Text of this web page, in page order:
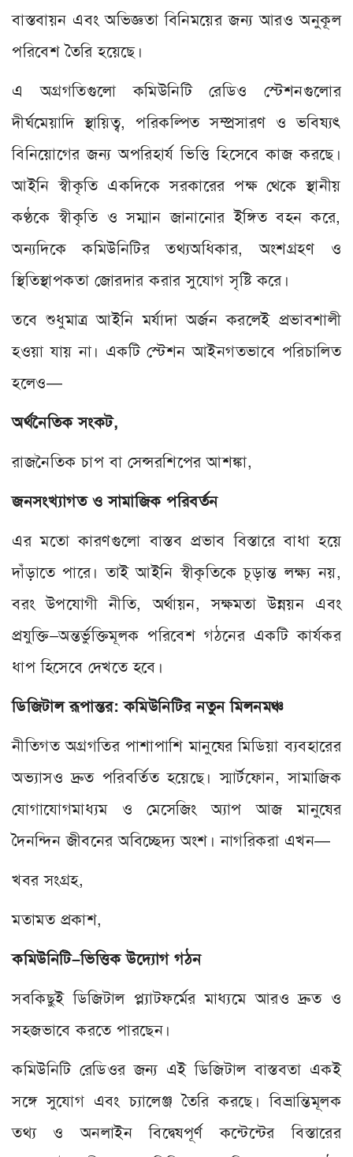
বাস্তবায়ন এবং অভিজ্ঞতা বিনিময়ের জন্য আরও অনুকূল
পরিবেশ তৈরি হয়েছে।
এ অগ্রগতিগুলো কমিউনিটি রেডিও স্টেশনগুলোর
দীর্ঘমেয়াদি স্থায়িত্ব, পরিকল্পিত সম্প্রসারণ ও ভবিষ্যৎ
বিনিয়োগের জন্য অপরিহার্য ভিত্তি হিসেবে কাজ করছে।
আইনি স্বীকৃতি একদিকে সরকারের পক্ষ থেকে স্থানীয়
কণ্ঠকে স্বীকৃতি ও সম্মান জানানোর ইঙ্গিত বহন করে,
অন্যদিকে কমিউনিটির তথ্যঅধিকার, অংশগ্রহণ ও
স্থিতিস্থাপকতা জোরদার করার সুযোগ সৃষ্টি করে।
তবে শুধুমাত্র আইনি মর্যাদা অর্জন করলেই প্রভাবশালী
হওয়া যায় না। একটি স্টেশন আইনগতভাবে পরিচালিত
হলেও—
অর্থনৈতিক সংকট,
রাজনৈতিক চাপ বা সেন্সরশিপের আশঙ্কা,
জনসংখ্যাগত ও সামাজিক পরিবর্তন
এর মতো কারণগুলো বাস্তব প্রভাব বিস্তারে বাধা হয়ে
দাঁড়াতে পারে। তাই আইনি স্বীকৃতিকে চূড়ান্ত লক্ষ্য নয়,
বরং উপযোগী নীতি, অর্থায়ন, সক্ষমতা উন্নয়ন এবং
প্রযুক্তি–অন্তর্ভুক্তিমূলক পরিবেশ গঠনের একটি কার্যকর
ধাপ হিসেবে দেখতে হবে।
ডিজিটাল রূপান্তর: কমিউনিটির নতুন মিলনমঞ্চ
নীতিগত অগ্রগতির পাশাপাশি মানুষের মিডিয়া ব্যবহারের
অভ্যাসও দ্রুত পরিবর্তিত হয়েছে। স্মার্টফোন, সামাজিক
যোগাযোগমাধ্যম ও মেসেজিং অ্যাপ আজ মানুষের
দৈনন্দিন জীবনের অবিচ্ছেদ্য অংশ। নাগরিকরা এখন—
খবর সংগ্রহ,
মতামত প্রকাশ,
কমিউনিটি–ভিত্তিক উদ্যোগ গঠন
সবকিছুই ডিজিটাল প্ল্যাটফর্মের মাধ্যমে আরও দ্রুত ও
সহজভাবে করতে পারছেন।
কমিউনিটি রেডিওর জন্য এই ডিজিটাল বাস্তবতা একই
সঙ্গে সুযোগ এবং চ্যালেঞ্জ তৈরি করছে। বিভ্রান্তিমূলক
তথ্য ও অনলাইন বিদ্বেষপূর্ণ কন্টেন্টের বিস্তারের